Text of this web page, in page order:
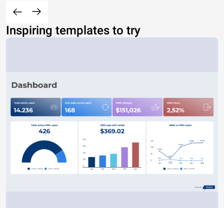
Inspiring templates to try